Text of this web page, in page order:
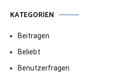
KATEGORIEN
Beitragen
Beliebt
Benutzerfragen